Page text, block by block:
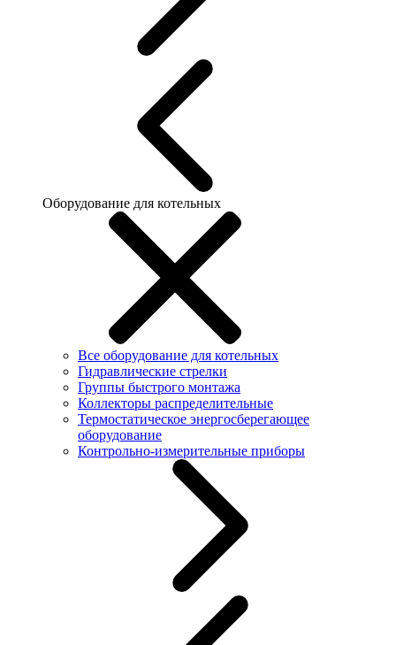
Оборудование для котельных
Все оборудование для котельных
Гидравлические стрелки
Группы быстрого монтажа
Коллекторы распределительные
Термостатическое энергосберегающее
оборудование
Контрольно-измерительные приборы